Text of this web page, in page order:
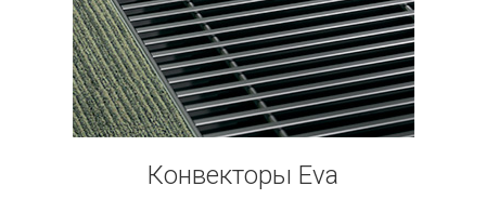
Конвекторы Eva